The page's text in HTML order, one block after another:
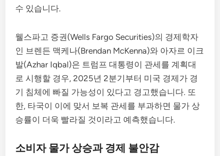
수 있습니다.
웰스파고 증권(Wells Fargo Securities)의 경제학자
인 브렌든 맥케나(Brendan McKenna)와 아자르 이크
발(Azhar Iqbal)은 트럼프 대통령이 관세를 계획대
로 시행할 경우, 2025년 2분기부터 미국 경제가 경
기 침체에 빠질 가능성이 있다고 경고했습니다. 또
한, 타국이 이에 맞서 보복 관세를 부과하면 물가 상
승률이 더욱 빨라질 것이라고 예측했습니다.
소비자 물가 상승과 경제 불안감